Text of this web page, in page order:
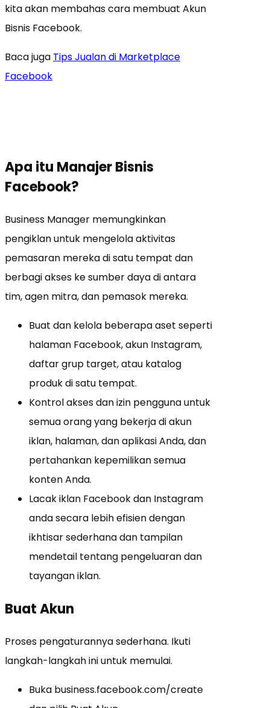
kita akan membahas cara membuat Akun
Bisnis Facebook.
Baca juga Tips Jualan di Marketplace
Facebook
Apa itu ManajerBisnis
Facebook?
Business Manager memungkinkan
pengiklan untuk mengelola aktivitas
pemasaran mereka di satu tempat dan
berbagi akses ke sumber daya di antara
tim, agen mitra, dan pemasok mereka.
Buat dan kelola beberapa aset seperti
halaman Facebook, akun Instagram,
daftar grup target, atau katalog
produk di satu tempat.
Kontrol akses dan izin pengguna untuk
semua orang yang bekerja di akun
iklan, halaman, dan aplikasi Anda, dan
pertahankan kepemilikan semua
konten Anda.
Lacak iklan Facebook dan Instagram
anda secara lebih efisien dengan
ikhtisar sederhana dan tampilan
mendetail tentang pengeluaran dan
tayangan iklan.
Buat Akun
Proses pengaturannya sederhana. Ikuti
langkah-langkah ini untuk memulai.
Buka business.facebook.com/create